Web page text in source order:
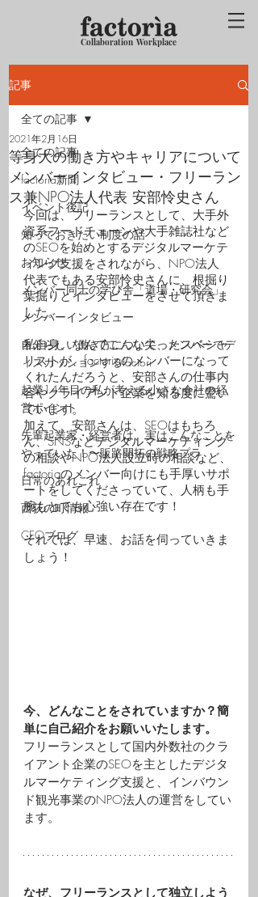
Collaboration Workplace
記事
全ての記事
factoria新聞
イベント後記
知っておきたい制度の話
お知らせ
メンバー同士の学び舎「道場・研究会」
メンバーインタビュー
自分らしい働き方について、メンバーでデ
ィスカッションするfactori
起業14年目の私が考える小さな会社の経
営ポイント
先輩起業家・経営者は、実はこんなことを
やっていた！〜販路開拓の戦略プラ
日常のあれこれ
西荻の町情報
CEOブログ
全ての記事
等身大の働き方やキャリアについて
メンバーインタビュー・フリーラン
ス兼NPO法人代表 安部怜史さん
2021年2月16日
今回は、フリーランスとして、大手外
資系フードチェーンや大手雑誌社など
のSEOを始めとするデジタルマーケテ
ィング支援をされながら、NPO法人
代表でもある安部怜史さんに、根掘り
葉掘りとインタビューをさせて頂きま
した。
私自身、なんでこんな尖ったスペシャ
リストが、factoriaのメンバーになって
くれたんだろうと、安部さんの仕事内
容やクライアント企業を知る度に驚い
ています。
加えて、安部さんは、SEOはもちろ
ん、SNSなどデジタルマーケティング
の相談やNPO法人設立時の相談など、
factoriaのメンバー向けにも手厚いサポ
ートをしてくださっていて、人柄も手
腕もとても心強い存在です！
それでは、早速、お話を伺っていきま
しょう！
今、どんなことをされていますか？簡
単に自己紹介をお願いいたします。
フリーランスとして国内外数社のクラ
イアント企業のSEOを主としたデジタ
ルマーケティング支援と、インバウン
ド観光事業のNPO法人の運営をしてい
ます。
なぜ、フリーランスとして独立しよう